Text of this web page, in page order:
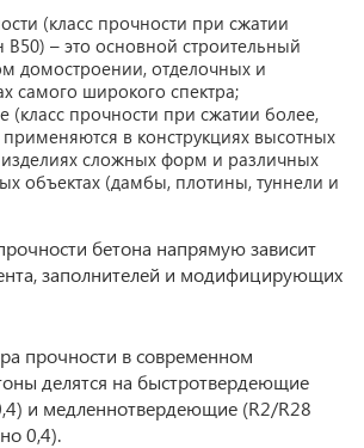
(класс прочности при сжатии
– это основной строительный
домостроении, отделочных и
самого широкого спектра;
(класс прочности при сжатии более,
в конструкциях высотных
сложных форм и различных
объектах (дамбы, плотины, туннели и
бетона напрямую зависит
заполнителей и модифицирующих
прочности в современном
делятся на быстротвердеющие
и медленнотвердеющие (R2/R28
0,4).